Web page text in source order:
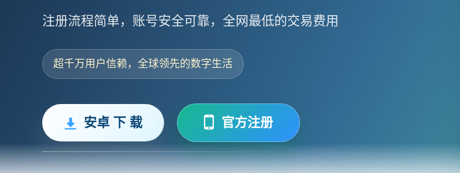
注册流程简单，账号安全可靠，全网最低的交易费用
超千万用户信赖，全球领先的数字生活
安卓 下 载 官方注册